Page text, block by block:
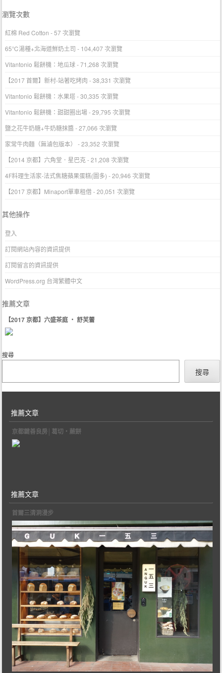
瀏覽次數
紅棉 Red Cotton - 57 次瀏覽
65℃湯種+北海道鮮奶土司 - 104,407 次瀏覽
Vitantonio 鬆餅機：地瓜球- 71,268 次瀏覽
【2017 首爾】新村-站著吃烤肉 - 38,331 次瀏覽
Vitantonio 鬆餅機：水果塔- 30,335 次瀏覽
Vitantonio 鬆餅機：甜甜圈出場- 29,795 次瀏覽
鹽之花牛奶糖+牛奶糖抹醬- 27,066 次瀏覽
家常牛肉麵（無滷包版本）
- 23,352 次瀏覽
【2014 京都】六角堂．星巴克- 21,208 次瀏覽
4F料理生活家-法式焦糖蘋果蛋糕(圖多) - 20,946 次瀏覽
【2017 京都】Minaport單車租借- 20,051 次瀏覽
其他操作
登入
訂閱網站內容的資訊提供
訂閱留言的資訊提供
WordPress.org 台灣繁體中文
推薦文章
【2017 京都】六盛茶庭 ‧ 舒芙蕾
搜尋
搜尋
推薦文章
京都鍵善良房│葛切‧蕨餅
推薦文章
首爾三清洞漫步